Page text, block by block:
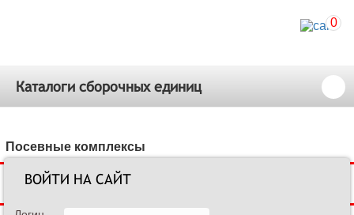
0
Каталоги сборочных единиц
Посевные комплексы
Сеялки зерновые
ВОЙТИ НА САЙТ